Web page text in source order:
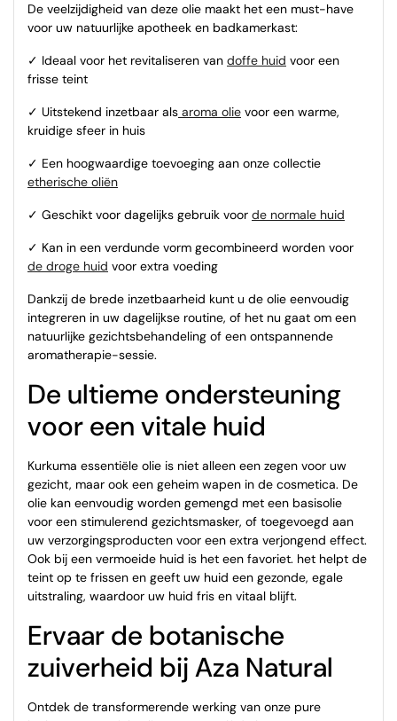
De veelzijdigheid van deze olie maakt het een must-have
voor uw natuurlijke apotheek en badkamerkast:
✓ Ideaal voor het revitaliseren van doffe huid voor een
frisse teint
✓ Uitstekend inzetbaar als aroma olie voor een warme,
kruidige sfeer in huis
✓ Een hoogwaardige toevoeging aan onze collectie
etherische oliën
✓ Geschikt voor dagelijks gebruik voor de normale huid
✓ Kan in een verdunde vorm gecombineerd worden voor
de droge huid voor extra voeding
Dankzij de brede inzetbaarheid kunt u de olie eenvoudig
integreren in uw dagelijkse routine, of het nu gaat om een
natuurlijke gezichtsbehandeling of een ontspannende
aromatherapie-sessie.
De ultieme ondersteuning
voor een vitale huid
Kurkuma essentiële olie is niet alleen een zegen voor uw
gezicht, maar ook een geheim wapen in de cosmetica. De
olie kan eenvoudig worden gemengd met een basisolie
voor een stimulerend gezichtsmasker, of toegevoegd aan
uw verzorgingsproducten voor een extra verjongend effect.
Ook bij een vermoeide huid is het een favoriet. het helpt de
teint op te frissen en geeft uw huid een gezonde, egale
uitstraling, waardoor uw huid fris en vitaal blijft.
Ervaar de botanische
zuiverheid bij Aza Natural
Ontdek de transformerende werking van onze pure